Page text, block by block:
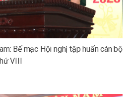
Bế mạc Hội nghị tập huấn cán bộ
VIII